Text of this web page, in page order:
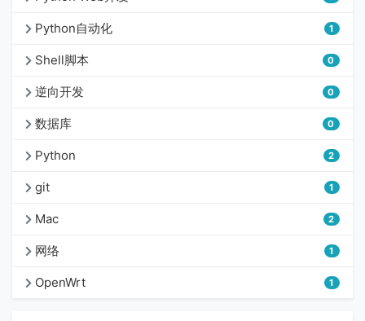
Python自动化 1
Shell脚本 0
逆向开发 0
数据库 0
Python 2
git 1
Mac 2
网络 1
OpenWrt 1